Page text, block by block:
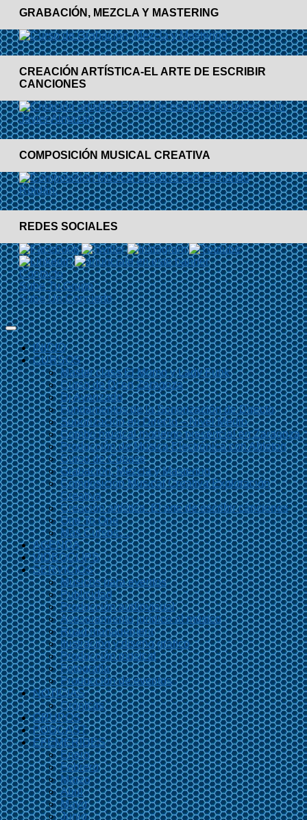
GRABACIÓN, MEZCLA Y MASTERING
CREACIÓN ARTÍSTICA-EL ARTE DE ESCRIBIR
CANCIONES
COMPOSICIÓN MUSICAL CREATIVA
REDES SOCIALES
Contacto
Sube Tu Grupo
Sube Un Concierto
INICIO
CURSOS
Master class El Momo y Lady Funk
Curso de Dj en Zaragoza
Dj Avanzado
Fundamentos de la Sonorización de Directo
Sonorización en Directo – Nivel Medio
Combo musical moderno presencial en Zaragoza
Producción de Música Electrónica con Ableton
Curso de Cubase
Grabación, Mezcla y Mastering
Composición Musical Creativa Exploración
Creativa
Creación artística. El arte de escribir canciones
One To One
Más Cursos…
AGENDA
VIDEOCLIPS
SERVICIOS
Músicos para eventos
Publicidad
Producción audiovisual
Asesoramiento jurídico al músico
Road management
Ilustración y diseño gráfico
Producción musical
Fotografía
Producción de eventos
NOTICIAS
Crónicas
GRUPOS
PODCAST
EFEMÉRIDES
Enero
Febrero
Marzo
Abril
Mayo
Junio